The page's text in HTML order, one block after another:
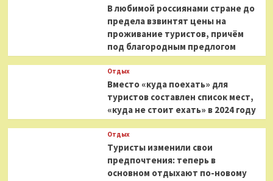
В любимой россиянами стране до
предела взвинтят цены на
проживание туристов, причём
под благородным предлогом
Отдых
Вместо «куда поехать» для
туристов составлен список мест,
«куда не стоит ехать» в 2024 году
Отдых
Туристы изменили свои
предпочтения: теперь в
основном отдыхают по-новому